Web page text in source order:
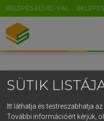
BELÉPÉS EDUID-VAL BELÉPÉS
SÜTIK
Itt láthatja és testreszabhatja
További információért kérjük,
GR
5
g h k l
v b n m ,